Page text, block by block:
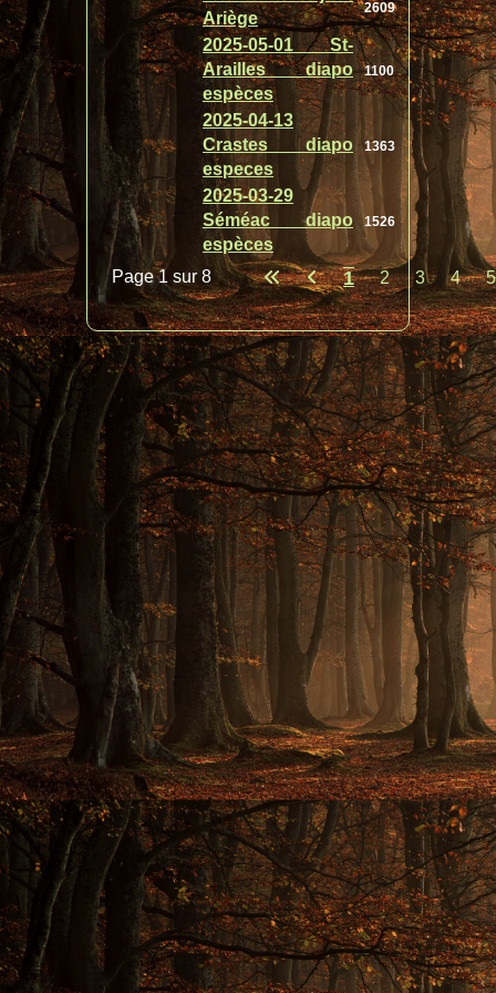
Ariège
2609
2025-05-01 St-
Arailles diapo
espèces
1100
2025-04-13
Crastes diapo
especes
1363
2025-03-29
Séméac diapo
espèces
1526
Page 1 sur 8 1 2 3 4 5